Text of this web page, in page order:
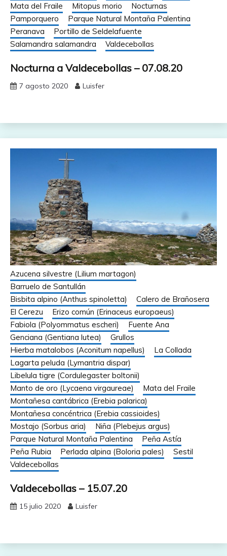
Mata del Fraile
Mitopus morio
Nocturnas
Pamporquero
Parque Natural Montaña Palentina
Peranava
Portillo de Seldelafuente
Salamandra salamandra
Valdecebollas
Nocturna a Valdecebollas – 07.08.20
7 agosto 2020 Luisfer
Azucena silvestre (Lilium martagon)
Barruelo de Santullán
Bisbita alpino (Anthus spinoletta)
Calero de Brañosera
El Cerezu
Erizo común (Erinaceus europaeus)
Fabiola (Polyommatus escheri)
Fuente Ana
Genciana (Gentiana lutea)
Grullos
Hierba matalobos (Aconitum napellus)
La Collada
Lagarta peluda (Lymantria dispar)
Libelula tigre (Cordulegaster boltonii)
Manto de oro (Lycaena virgaureae)
Mata del Fraile
Montañesa cantábrica (Erebia palarica)
Montañesa concéntrica (Erebia cassioides)
Mostajo (Sorbus aria)
Niña (Plebejus argus)
Parque Natural Montaña Palentina
Peña Astía
Peña Rubia
Perlada alpina (Boloria pales)
Sestil
Valdecebollas
Valdecebollas – 15.07.20
15 julio 2020 Luisfer